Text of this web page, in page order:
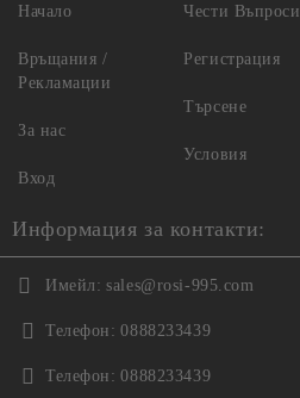
Начало
Връщания /
Рекламации
За нас
Вход
Чести Въпроси
Регистрация
Търсене
Условия
Информация за контакти:
Имейл: sales@rosi-995.com
Телефон: 0888233439
Телефон: 0888233439